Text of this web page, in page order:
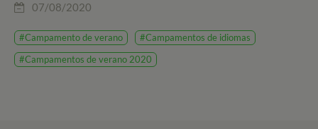
07/08/2020
#Campamento de verano
#Campamentos de idiomas
#Campamentos de verano 2020